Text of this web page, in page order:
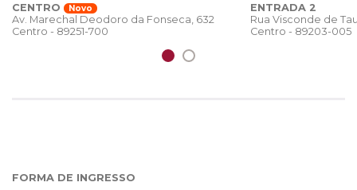
CENTRO
Novo
Av. Marechal Deodoro da Fonseca, 632
Centro - 89251-700
ENTRADA 2
Rua Visconde de
Centro - 89203-005
FORMA DE INGRESSO